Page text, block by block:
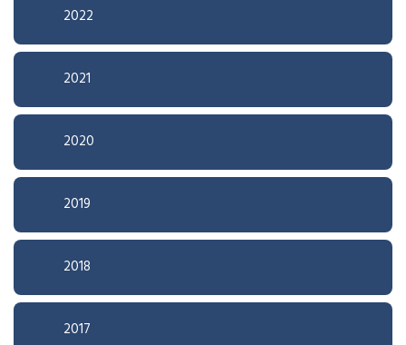
2022
2021
2020
2019
2018
2017